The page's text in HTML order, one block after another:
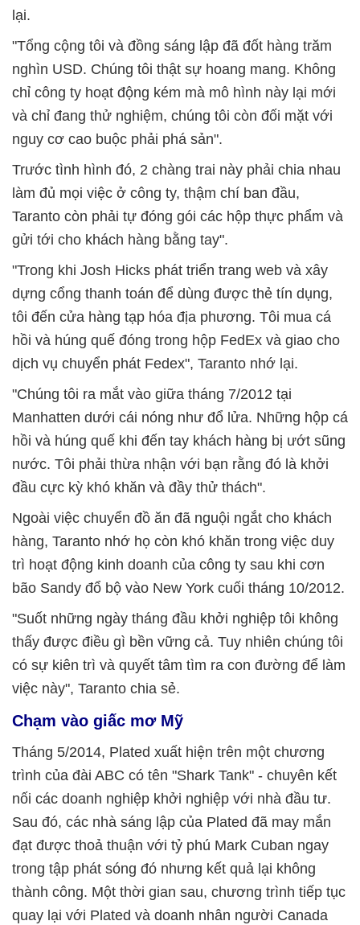
lại.
"Tổng cộng tôi và đồng sáng lập đã đốt hàng trăm
nghìn USD. Chúng tôi thật sự hoang mang. Không
chỉ công ty hoạt động kém mà mô hình này lại mới
và chỉ đang thử nghiệm, chúng tôi còn đối mặt với
nguy cơ cao buộc phải phá sản".
Trước tình hình đó, 2 chàng trai này phải chia nhau
làm đủ mọi việc ở công ty, thậm chí ban đầu,
Taranto còn phải tự đóng gói các hộp thực phẩm và
gửi tới cho khách hàng bằng tay".
"Trong khi Josh Hicks phát triển trang web và xây
dựng cổng thanh toán để dùng được thẻ tín dụng,
tôi đến cửa hàng tạp hóa địa phương. Tôi mua cá
hồi và húng quế đóng trong hộp FedEx và giao cho
dịch vụ chuyển phát Fedex", Taranto nhớ lại.
"Chúng tôi ra mắt vào giữa tháng 7/2012 tại
Manhatten dưới cái nóng như đổ lửa. Những hộp cá
hồi và húng quế khi đến tay khách hàng bị ướt sũng
nước. Tôi phải thừa nhận với bạn rằng đó là khởi
đầu cực kỳ khó khăn và đầy thử thách".
Ngoài việc chuyển đồ ăn đã nguội ngắt cho khách
hàng, Taranto nhớ họ còn khó khăn trong việc duy
trì hoạt động kinh doanh của công ty sau khi cơn
bão Sandy đổ bộ vào New York cuối tháng 10/2012.
"Suốt những ngày tháng đầu khởi nghiệp tôi không
thấy được điều gì bền vững cả. Tuy nhiên chúng tôi
có sự kiên trì và quyết tâm tìm ra con đường để làm
việc này", Taranto chia sẻ.
Chạm vào giấc mơ Mỹ
Tháng 5/2014, Plated xuất hiện trên một chương
trình của đài ABC có tên "Shark Tank" - chuyên kết
nối các doanh nghiệp khởi nghiệp với nhà đầu tư.
Sau đó, các nhà sáng lập của Plated đã may mắn
đạt được thoả thuận với tỷ phú Mark Cuban ngay
trong tập phát sóng đó nhưng kết quả lại không
thành công. Một thời gian sau, chương trình tiếp tục
quay lại với Plated và doanh nhân người Canada